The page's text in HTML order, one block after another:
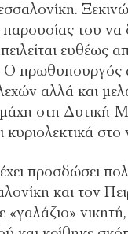
παρουσίας του
ευθέως
πρωθυπουργός
αλλά και
στη Δυτική
κυριολεκτικά στο
προσδώσει
και τον